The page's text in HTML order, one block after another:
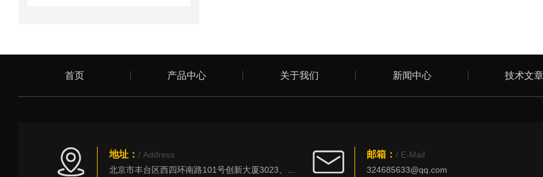
首页 产品中心 关于我们 新闻中心 技术文章
地址： / Address
邮箱： / E-Mail
324685633@qq.com